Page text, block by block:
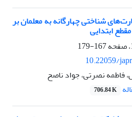
شناختی چهارگانه به معلمان بر
ابتدایی
167-179
10.22059/
فاطمه نصرتی، جواد ناصح
706.84 K